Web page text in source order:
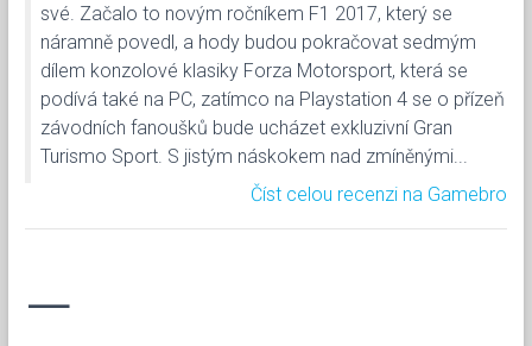
své. Začalo to novým ročníkem F1 2017, který se
náramně povedl, a hody budou pokračovat sedmým
dílem konzolové klasiky Forza Motorsport, která se
podívá také na PC, zatímco na Playstation 4 se o přízeň
závodních fanoušků bude ucházet exkluzivní Gran
Turismo Sport. S jistým náskokem nad zmíněnými...
Číst celou recenzi na Gamebro
—